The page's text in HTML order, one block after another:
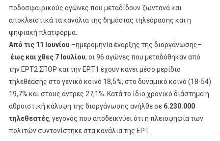
ποδοσφαιρικούς αγώνες που μεταδίδουν ζωντανά και
αποκλειστικά τα κανάλια της δημόσιας τηλεόρασης και η
ψηφιακή πλατφόρμα.
Από τις 11 Ιουνίου –ημερομηνία έναρξης της διοργάνωσης–
έως και χθες 7 Ιουλίου, οι 96 αγώνες που μεταδόθηκαν από
την ΕΡΤ2 ΣΠΟΡ και την ΕΡΤ1 έχουν κάνει μέσο μερίδιο
τηλεθέασης στο γενικό κοινό 18,5%, στο δυναμικό κοινό (18-54)
19,7% και στους άντρες 27,1%. Κατά το ίδιο χρονικό διάστημα η
αθροιστική κάλυψη της διοργάνωσης ανήλθε σε 6.230.000
τηλεθεατές, γεγονός που αποδεικνύει ότι η πλειοψηφία των
πολιτών συντονίστηκε στα κανάλια της ΕΡΤ.